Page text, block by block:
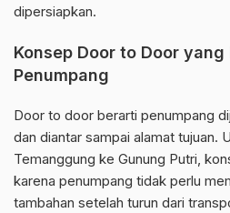
dipersiapkan.
Konsep Door to Door
Penumpang
Door to door berarti penumpang
dan diantar sampai alamat tujuan.
Temanggung ke Gunung Putri,
karena penumpang tidak perlu
tambahan setelah turun dari